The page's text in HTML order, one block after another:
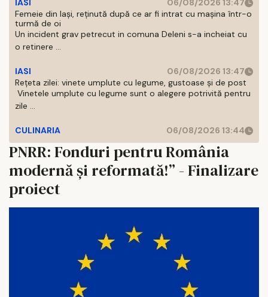
IASI
06/08/2026 13:47
Femeie din Iași, reținută după ce ar fi intrat cu mașina într-o
turmă de oi
Un incident grav petrecut in comuna Deleni s-a incheiat cu
o retinere ...
IASI
06/08/2026 13:47
Rețeta zilei: vinete umplute cu legume, gustoase și de post
Vinetele umplute cu legume sunt o alegere potrivită pentru
zile ...
CULINARIA 06/08/2026 13:44
PNRR: Fonduri pentru România
modernă și reformată!” - Finalizare
proiect